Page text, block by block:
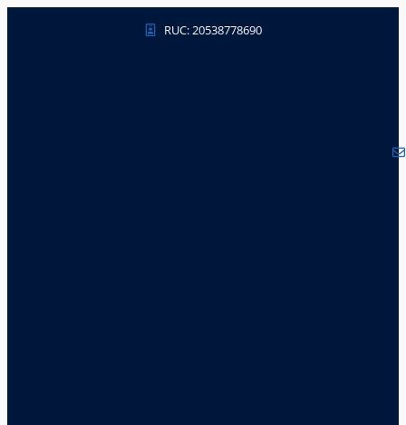
RUC: 20538778690